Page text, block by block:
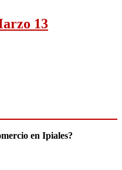
13
en Ipiales?